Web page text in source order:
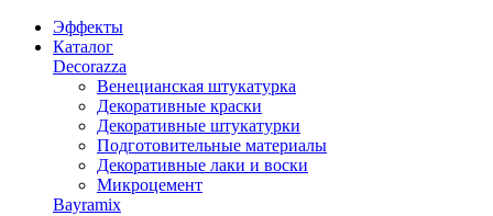
Эффекты
Каталог
Decorazza
Венецианская штукатурка
Декоративные краски
Декоративные штукатурки
Подготовительные материалы
Декоративные лаки и воски
Микроцемент
Bayramix